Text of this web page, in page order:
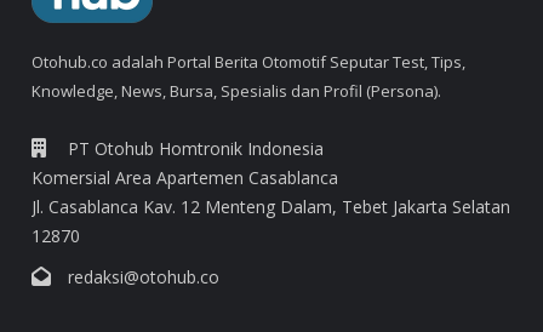
Otohub.co adalah Portal Berita Otomotif Seputar Test, Tips,
Knowledge, News, Bursa, Spesialis dan Profil (Persona).
PT Otohub Homtronik Indonesia
Komersial Area Apartemen Casablanca
Jl. Casablanca Kav. 12 Menteng Dalam, Tebet Jakarta Selatan
12870
redaksi@otohub.co